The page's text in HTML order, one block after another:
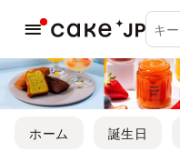
ホーム 誕生日